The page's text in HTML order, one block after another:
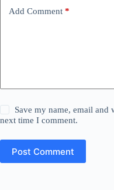
Add Comment *
Save my name, email and
next time I comment.
Post Comment